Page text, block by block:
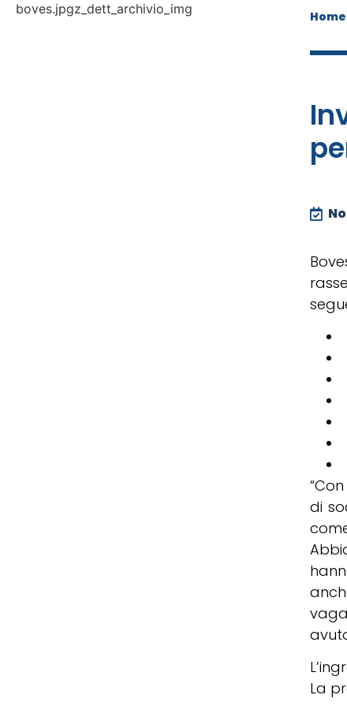
boves.jpgz_dett_archivio_img
Home
di
La